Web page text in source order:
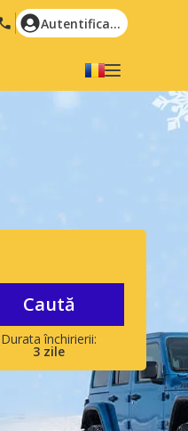
Autentificare
Hrvatski
3 zile
Caută